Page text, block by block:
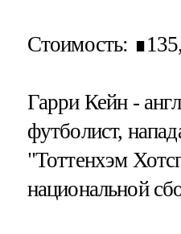
Стоимость:
Гарри Кейн -
футболист,
"Тоттенхэм
национальной